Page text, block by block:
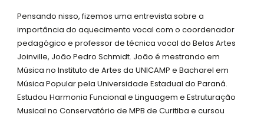
e
Pensando nisso, fizemos uma entrevista sobre a
importância do aquecimento vocal com o coordenador
pedagógico e professor de técnica vocal do Belas Artes
Joinville, João Pedro Schmidt. João é mestrando em
Música no Instituto de Artes da UNICAMP e Bacharel em
Música Popular pela Universidade Estadual do Paraná.
Estudou Harmonia Funcional e Linguagem e Estruturação
Musical no Conservatório de MPB de Curitiba e cursou